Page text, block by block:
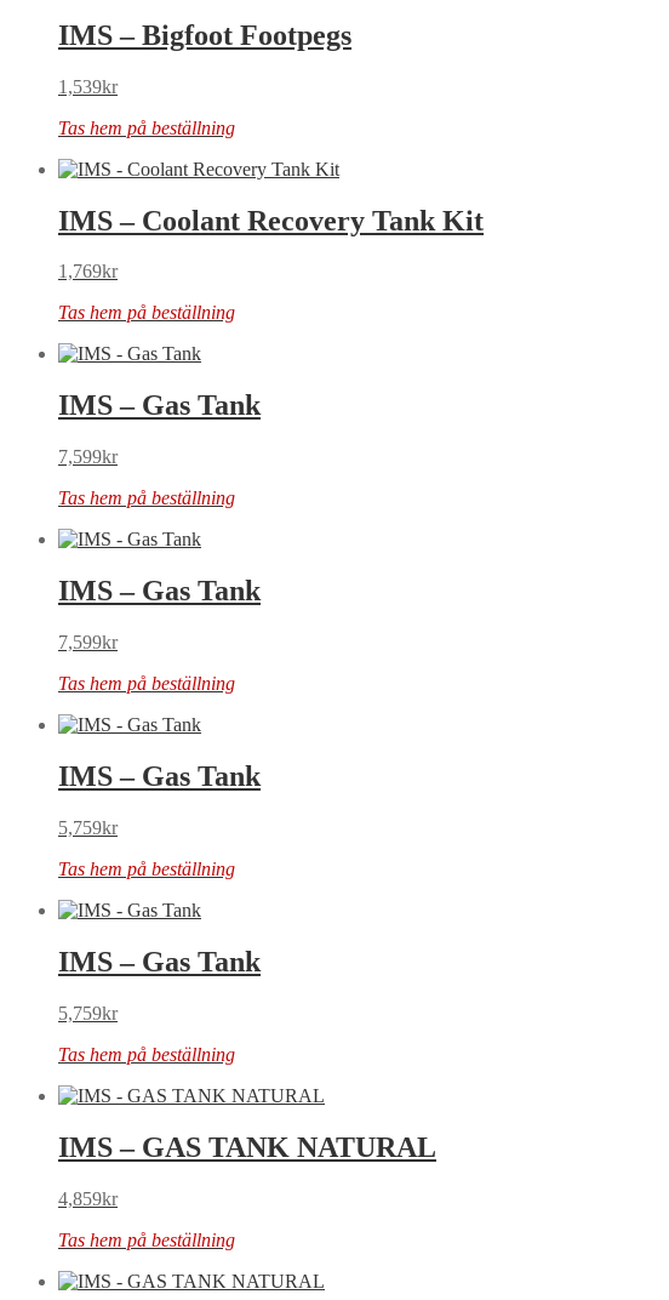
IMS – Bigfoot Footpegs
1,539kr
Tas hem på beställning
IMS – Coolant Recovery Tank Kit
1,769kr
Tas hem på beställning
IMS – Gas Tank
7,599kr
Tas hem på beställning
IMS – Gas Tank
7,599kr
Tas hem på beställning
IMS – Gas Tank
5,759kr
Tas hem på beställning
IMS – Gas Tank
5,759kr
Tas hem på beställning
IMS – GAS TANK NATURAL
4,859kr
Tas hem på beställning